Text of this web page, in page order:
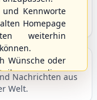
Baseball, Softball
Nachrichten aus
Welt.
Kennworte
Homepage
weiterhin
Wünsche oder
ihr uns diese